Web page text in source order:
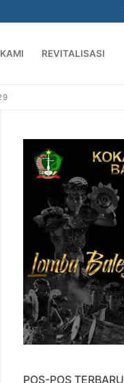
REVITALISASI
POS-POS TERBARU